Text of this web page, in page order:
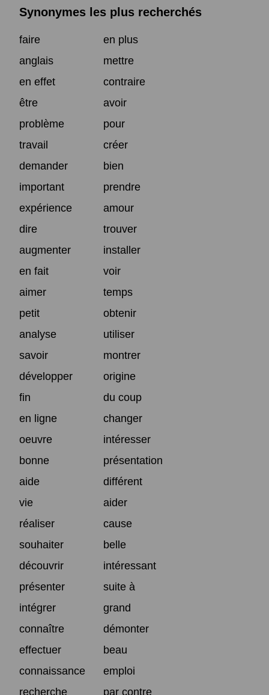
Synonymes les plus recherchés
faire
en plus
anglais
mettre
en effet
contraire
être
avoir
problème
pour
travail
créer
demander
bien
important
prendre
expérience
amour
dire
trouver
augmenter
installer
en fait
voir
aimer
temps
petit
obtenir
analyse
utiliser
savoir
montrer
développer
origine
fin
du coup
en ligne
changer
oeuvre
intéresser
bonne
présentation
aide
différent
vie
aider
réaliser
cause
souhaiter
belle
découvrir
intéressant
présenter
suite à
intégrer
grand
connaître
démonter
effectuer
beau
connaissance
emploi
recherche
par contre